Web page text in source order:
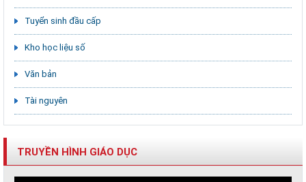
Tuyển sinh đầu cấp
Kho học liệu số
Văn bản
Tài nguyên
TRUYỀN HÌNH GIÁO DỤC